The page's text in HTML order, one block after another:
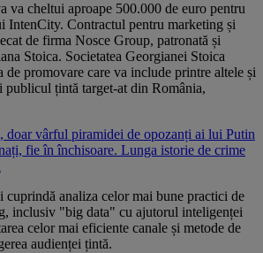
va cheltui aproape 500.000 de euro pentru
IntenCity. Contractul pentru marketing și
de firma Nosce Group, patronată și
Stoica. Societatea Georgianei Stoica
de promovare care va include printre altele și
publicul țintă target-at din România,
doar vârful piramidei de opozanți ai lui Putin
fie în închisoare. Lunga istorie de crime
cuprindă analiza celor mai bune practici de
inclusiv "big data" cu ajutorul inteligenței
celor mai eficiente canale și metode de
audienței țintă.